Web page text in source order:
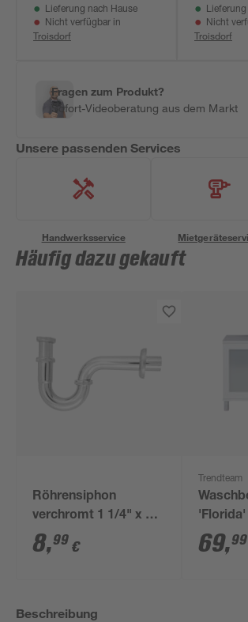
x 185 cm
Lieferung nach Hause
Nicht verfügbar in
Troisdorf
x 70 x
Nicht
Troisdorf
Fragen zum Produkt?
Sofort-Videoberatung aus dem Markt
Unsere passenden Services
Handwerksservice
Häufig dazu gekauft
Röhrensiphon
verchromt 1 1/4" x 32
mm
8,99 €
Trendteam
'Florida'
x 33 cm
69,99
Beschreibung